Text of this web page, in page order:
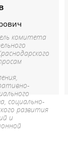
комитета
социально-
развития
и